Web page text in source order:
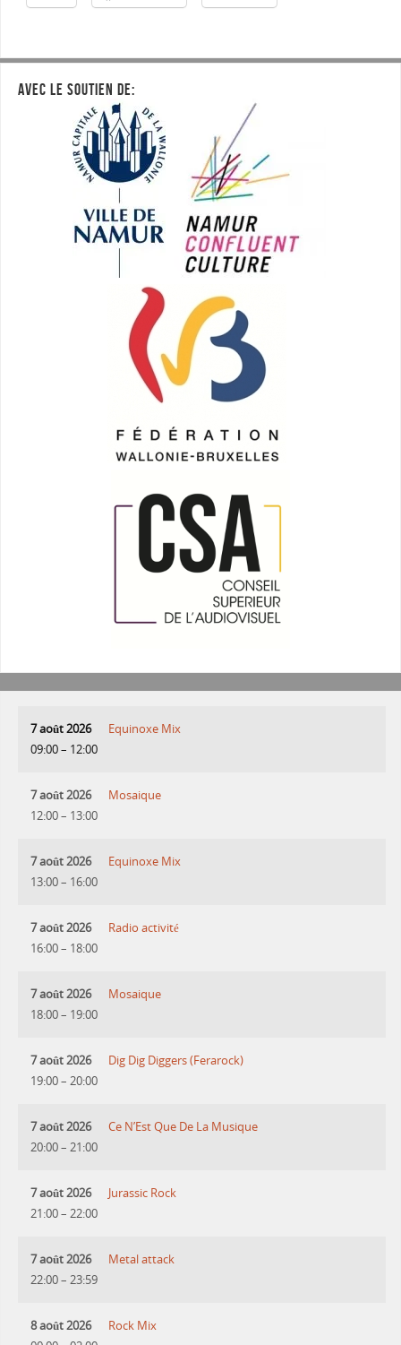
AVEC LE SOUTIEN DE:
7 août 2026
09:00– 12:00
Equinoxe Mix
7 août 2026
12:00– 13:00
Mosaique
7 août 2026
13:00– 16:00
Equinoxe Mix
7 août 2026
16:00– 18:00
Radio activité
7 août 2026
18:00– 19:00
Mosaique
7 août 2026
19:00– 20:00
Dig Dig Diggers (Ferarock)
7 août 2026
20:00– 21:00
Ce N’Est Que De La Musique
7 août 2026
21:00– 22:00
Jurassic Rock
7 août 2026
22:00– 23:59
Metal attack
8 août 2026
Rock Mix